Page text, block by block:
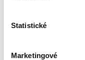
Statistické
Marketingové